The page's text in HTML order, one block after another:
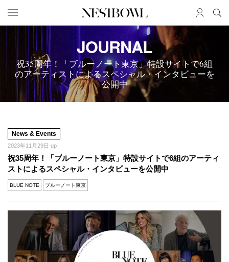
HOME JOB
求人検索
新着求人
ブランド一覧
インタビュー
エデュケーション
ニュース＆イベント
データ
コラボ実績案内
SERVICE
初めての方へ
Q&A
企業担当の方へ
企業ログイン
MEMBER
ログイン
会員登録
JOURNAL
祝35周年！「ブルーノート東京」特設サイトで6組
のアーティストによるスペシャル・インタビューを
公開中
News & Events
2023年11月29日 up
祝35周年！「ブルーノート東京」特設サイトで6組のアーティ
ストによるスペシャル・インタビューを公開中
BLUE NOTE ブルーノート東京